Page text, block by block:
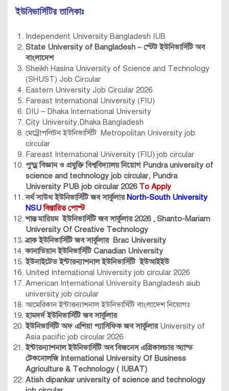
ইউনিভার্সিটির তালিকাঃ
Independent University Bangladesh IUB
State University of Bangladesh – স্টেট ইউনিভার্সিটি অব
বাংলাদেশ
Sheikh Hasina University of Science and Technology
(SHUST) Job Circular
Eastern University Job Circular 2026
Fareast International University (FIU)
DIU – Dhaka International University
City University,Dhaka Bangladesh
মেট্রোপলিটন ইউনিভার্সিটি Metropolitan University job
circular
Fareast International University (FIU) job circular
পুন্ড্র বিজ্ঞান ও প্রযুক্তি বিশ্ববিদ্যালয় নিয়োগ Pundra university of
science and technology job circular, Pundra
University PUB job circular 2026 To Apply
নর্থ সাউথ ইউনিভার্সিটি জব সার্কুলার North-South University
NSUবিস্তারিত পোস্ট
শান্ত মারিয়ম ইউনিভার্সিটি জব সার্কুলার 2026 , Shanto-Mariam
University Of Creative Technology
ব্রাক ইউনিভার্সিটি জব সার্কুলার Brac University
কানাডিয়ান ইউনিভার্সিটি Canadian University
ইউনাইটেড ইন্টারন্যাশনাল ইউনিভার্সিটি ‌ ইউআইইউ
United International University job circular 2026
American International University Bangladesh aiub
university job circular
আমেরিকান ইন্টারন্যাশনাল ইউনিভার্সিটি বাংলাদেশ নিয়োগঃ
হামদর্দ ইউনিভার্সিটি জব সার্কুলার
ইউনিভার্সিটি অফ এশিয়া প্যাসিফিক জব সার্কুলার University of
Asia pacific job circular 2026
ইন্টারন্যাশনাল ইউনিভার্সিটি অব বিজনেস এগ্রিকালচার অ্যান্ড
টেকনোলজি International University Of Business
Agriculture & Technology ( IUBAT)
Atish dipankar university of science and technology